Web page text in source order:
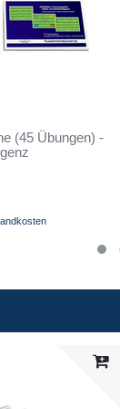
(45 Übungen) -